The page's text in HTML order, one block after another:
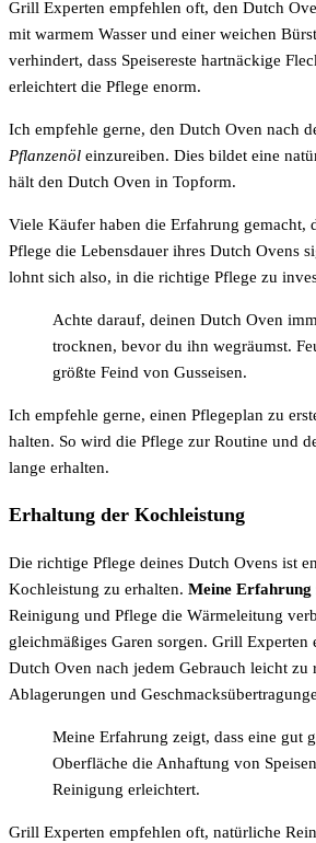
Grill Experten empfehlen oft, den Dutch
mit warmem Wasser und einer weichen
verhindert, dass Speisereste hartnäckige
erleichtert die Pflege enorm.
Ich empfehle gerne, den Dutch Oven nach
Pflanzenöl einzureiben. Dies bildet eine
hält den Dutch Oven in Topform.
Viele Käufer haben die Erfahrung gemacht,
Pflege die Lebensdauer ihres Dutch Ovens
lohnt sich also, in die richtige Pflege zu
Achte darauf, deinen Dutch Oven
trocknen, bevor du ihn wegräumst.
größte Feind von Gusseisen.
Ich empfehle gerne, einen Pflegeplan zu
halten. So wird die Pflege zur Routine und
lange erhalten.
Erhaltung der Kochleistung
Die richtige Pflege deines Dutch Ovens ist
Kochleistung zu erhalten. Meine Erfahrung
Reinigung und Pflege die Wärmeleitung
gleichmäßiges Garen sorgen. Grill Experten
Dutch Oven nach jedem Gebrauch leicht zu
Ablagerungen und
Meine Erfahrung zeigt, dass eine gut
Oberfläche die Anhaftung von
Reinigung erleichtert.
Grill Experten empfehlen oft, natürliche